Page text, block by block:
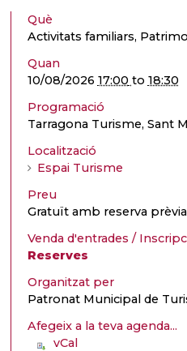
Què
Activitats familiars,
Quan
10/08/2026 17:00 to 18:30
Programació
Tarragona Turisme, Sant
Localització
Espai Turisme
Preu
Gratuït amb reserva prèvia
Venda d'entrades /
Reserves
Organitzat per
Patronat Municipal de
Afegeix a la teva agenda...
vCal